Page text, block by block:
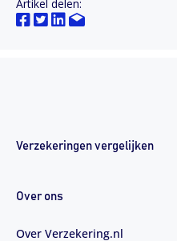
Artikel delen:
Verzekeringen vergelijken
Over ons
Over Verzekering.nl